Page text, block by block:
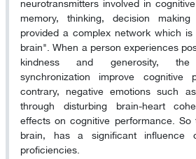
memory, thinking, decision
provided a complex network which
brain". When a person experiences
kindness and generosity,
synchronization improve cognitive
contrary, negative emotions such
through disturbing brain-heart
effects on cognitive performance.
brain, has a significant influence
proficiencies.